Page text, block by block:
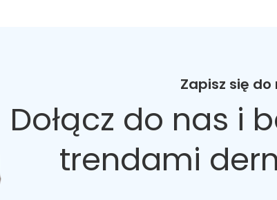
Zapisz się
Dołącz do nas i
trendami